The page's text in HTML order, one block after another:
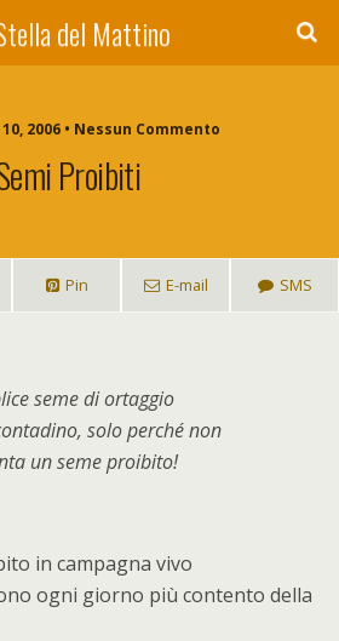
del Mattino
2006 • Nessun Commento
Proibiti
Pin E-mail SMS
seme di ortaggio
solo perché non
un seme proibito!
in campagna vivo
ogni giorno più contento della